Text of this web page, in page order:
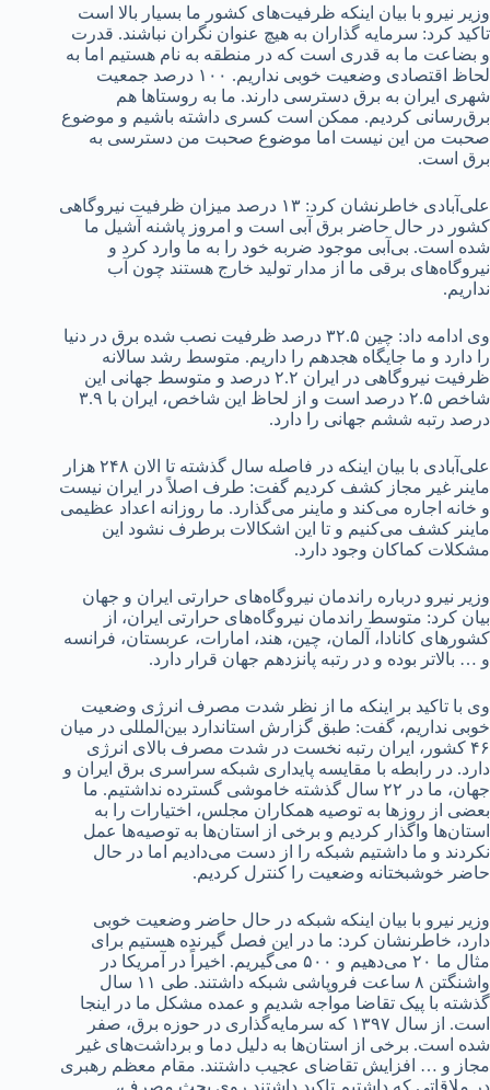
وزیر نیرو با بیان اینکه ظرفیت‌های کشور ما بسیار بالا است
تاکید کرد: سرمایه گذاران به هیچ عنوان نگران نباشند. قدرت
و بضاعت ما به قدری است که در منطقه به نام هستیم اما به
لحاظ اقتصادی وضعیت خوبی نداریم. ۱۰۰ درصد جمعیت
شهری ایران به برق دسترسی دارند. ما به روستاها هم
برق‌رسانی کردیم. ممکن است کسری داشته باشیم و موضوع
صحبت من این نیست اما موضوع صحبت من دسترسی به
برق است.
علی‌آبادی خاطرنشان کرد: ۱۳ درصد میزان ظرفیت نیروگاهی
کشور در حال حاضر برق آبی است و امروز پاشنه آشیل ما
شده است. بی‌آبی موجود ضربه خود را به ما وارد کرد و
نیروگاه‌های برقی ما از مدار تولید خارج هستند چون آب
نداریم.
وی ادامه داد: چین ۳۲.۵ درصد ظرفیت نصب شده برق در دنیا
را دارد و ما جایگاه هجدهم را داریم. متوسط رشد سالانه
ظرفیت نیروگاهی در ایران ۲.۲ درصد و متوسط جهانی این
شاخص ۲.۵ درصد است و از لحاظ این شاخص، ایران با ۳.۹
درصد رتبه ششم جهانی را دارد.
علی‌آبادی با بیان اینکه در فاصله سال گذشته تا الان ۲۴۸ هزار
ماینر غیر مجاز کشف کردیم گفت: طرف اصلاً در ایران نیست
و خانه اجاره می‌کند و ماینر می‌گذارد. ما روزانه اعداد عظیمی
ماینر کشف می‌کنیم و تا این اشکالات برطرف نشود این
مشکلات کماکان وجود دارد.
وزیر نیرو درباره راندمان نیروگاه‌های حرارتی ایران و جهان
بیان کرد: متوسط راندمان نیروگاه‌های حرارتی ایران، از
کشورهای کانادا، آلمان، چین، هند، امارات، عربستان، فرانسه
و … بالاتر بوده و در رتبه پانزدهم جهان قرار دارد.
وی با تاکید بر اینکه ما از نظر شدت مصرف انرژی وضعیت
خوبی نداریم، گفت: طبق گزارش استاندارد بین‌المللی در میان
۴۶ کشور، ایران رتبه نخست در شدت مصرف بالای انرژی
دارد. در رابطه با مقایسه پایداری شبکه سراسری برق ایران و
جهان، ما در ۲۲ سال گذشته خاموشی گسترده نداشتیم. ما
بعضی از روزها به توصیه همکاران مجلس، اختیارات را به
استان‌ها واگذار کردیم و برخی از استان‌ها به توصیه‌ها عمل
نکردند و ما داشتیم شبکه را از دست می‌دادیم اما در حال
حاضر خوشبختانه وضعیت را کنترل کردیم.
وزیر نیرو با بیان اینکه شبکه در حال حاضر وضعیت خوبی
دارد، خاطرنشان کرد: ما در این فصل گیرنده هستیم برای
مثال ما ۲۰ می‌دهیم و ۵۰۰ می‌گیریم. اخیراً در آمریکا در
واشنگتن ۸ ساعت فروپاشی شبکه داشتند. طی ۱۱ سال
گذشته با پیک تقاضا مواجه شدیم و عمده مشکل ما در اینجا
است. از سال ۱۳۹۷ که سرمایه‌گذاری در حوزه برق، صفر
شده است. برخی از استان‌ها به دلیل دما و برداشت‌های غیر
مجاز و … افزایش تقاضای عجیب داشتند. مقام معظم رهبری
در ملاقاتی که داشتیم تاکید داشتند روی بحث مصرف،